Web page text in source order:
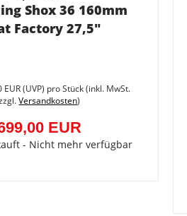
Shox 36 160mm
Factory 27,5"
EUR(UVP) pro Stück (inkl. MwSt.
Versandkosten)
EUR
- Nicht mehr verfügbar